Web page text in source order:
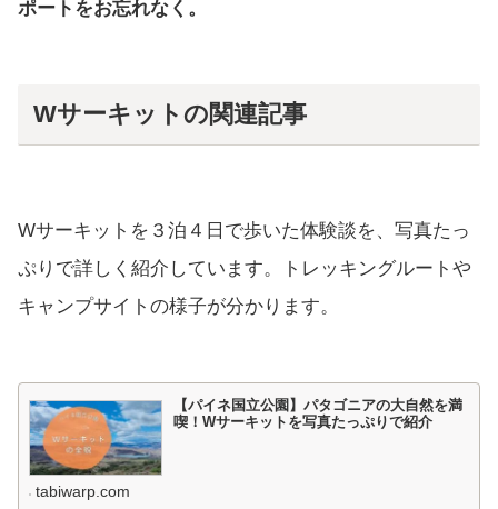
ポートをお忘れなく。
Wサーキットの関連記事
Wサーキットを３泊４日で歩いた体験談を、写真たっ
ぷりで詳しく紹介しています。トレッキングルートや
キャンプサイトの様子が分かります。
【パイネ国立公園】パタゴニアの大自然を満
喫！Wサーキットを写真たっぷりで紹介
tabiwarp.com